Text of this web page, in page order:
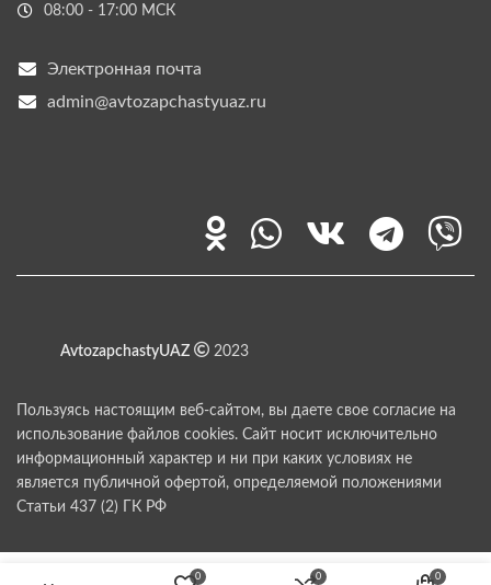
08:00 - 17:00 МСК
Электронная почта
admin@avtozapchastyuaz.ru
AvtozapchastyUAZ 2023
Пользуясь настоящим веб-сайтом, вы даете свое согласие на
использование файлов cookies. Сайт носит исключительно
информационный характер и ни при каких условиях не
является публичной офертой, определяемой положениями
Статьи 437 (2) ГК РФ
0 0 0